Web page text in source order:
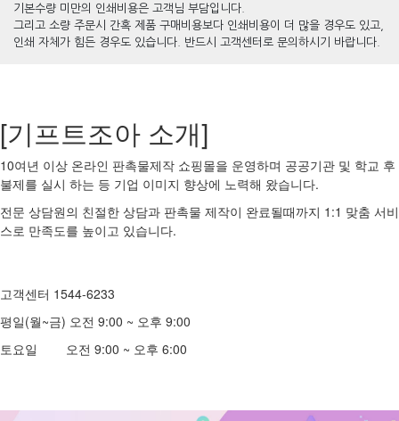
기본수량 미만의 인쇄비용은 고객님 부담입니다.
그리고 소량 주문시 간혹 제품 구매비용보다 인쇄비용이 더 많을 경우도 있고,
인쇄 자체가 힘든 경우도 있습니다. 반드시 고객센터로 문의하시기 바랍니다.
[기프트조아 소개]
10여년 이상 온라인 판촉물제작 쇼핑몰을 운영하며 공공기관 및 학교 후
불제를 실시 하는 등 기업 이미지 향상에 노력해 왔습니다.
전문 상담원의 친절한 상담과 판촉물 제작이 완료될때까지 1:1 맞춤 서비
스로 만족도를 높이고 있습니다.
고객센터 1544-6233
평일(월~금) 오전 9:00 ~ 오후 9:00
토요일 오전 9:00 ~ 오후 6:00